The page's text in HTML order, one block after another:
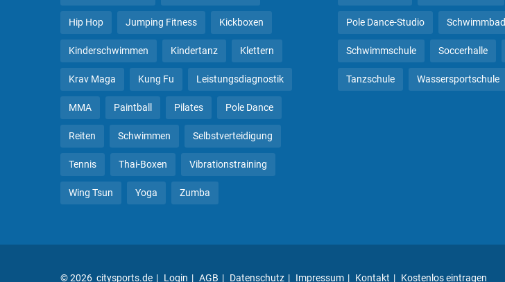
Hip Hop Jumping Fitness Kickboxen
Kinderschwimmen Kindertanz Klettern
Krav Maga Kung Fu Leistungsdiagnostik
MMA Paintball Pilates Pole Dance
Reiten Schwimmen Selbstverteidigung
Tennis Thai-Boxen Vibrationstraining
Wing Tsun Yoga Zumba
Pole Dance-Studio Schwimmbad
Schwimmschule Soccerhalle
Tanzschule Wassersportschule
© 2026 citysports.de Login AGB Datenschutz Impressum Kontakt Kostenlos eintragen